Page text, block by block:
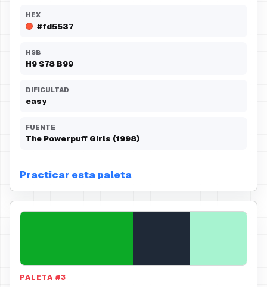
HEX
#fd5537
HSB
H9 S78 B99
DIFICULTAD
easy
FUENTE
The Powerpuff Girls (1998)
Practicar esta paleta
PALETA #3